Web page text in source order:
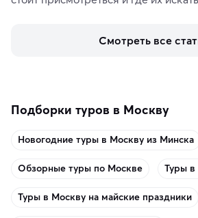
аутентичных лавках — в подарок
Смотреть все
Подборки туров в Москву
Новогодние туры в Москву из Минска
Обзорные туры по Москве Туры в
Туры в Москву на майские праздники